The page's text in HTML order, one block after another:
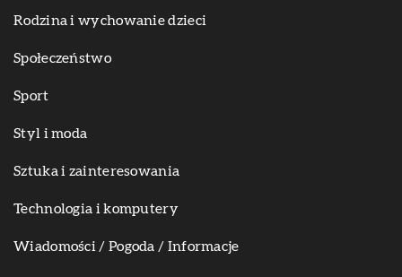
Rodzina i wychowanie dzieci
Społeczeństwo
Sport
Styl i moda
Sztuka i zainteresowania
Technologia i komputery
Wiadomości / Pogoda / Informacje